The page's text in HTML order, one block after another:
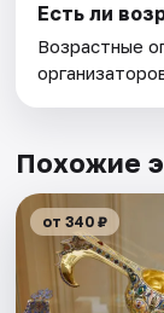
Есть ли
Возрастные
Похожие
от 340 ₽